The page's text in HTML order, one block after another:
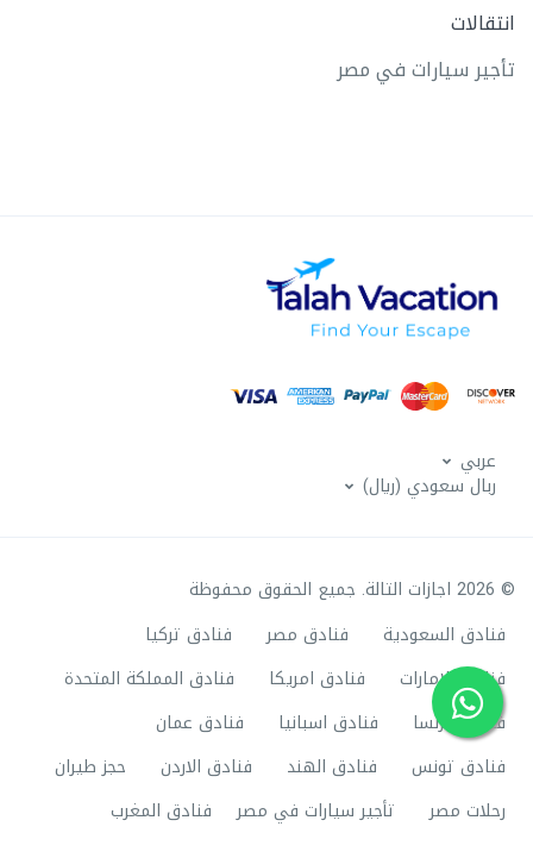
انتقالات
تأجير سيارات في مصر
عربي
ربال سعودي (ريال)
© 2026 اجازات التالة. جميع الحقوق محفوظة
فنادق السعودية
فنادق مصر
فنادق تركيا
فنادق الامارات
فنادق امريكا
فنادق المملكة المتحدة
فنادق فرنسا
فنادق اسبانيا
فنادق عمان
فنادق تونس
فنادق الهند فنادق الاردن
حجز طيران
رحلات مصر
تأجير سيارات في مصر فنادق المغرب